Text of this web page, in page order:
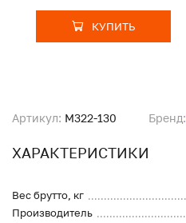
Артикул: M322-130 Бренд:
ХАРАКТЕРИСТИКИ
Вес брутто, кг
Производитель
КУПИТЬ